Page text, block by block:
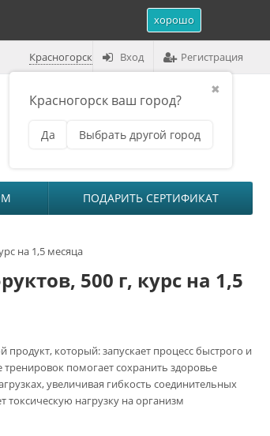
хорошо
Красногорск
✖
Красногорск ваш город?
Да Выбрать другой город
Вход Регистрация
на сумму0 ₽
ПОДАРИТЬ СЕРТИФИКАТ
на 1,5 месяца
500 г, курс на 1,5
продукт, который: запускает процесс быстрого и
тренировок помогает сохранить здоровье
увеличивая гибкость соединительных
токсическую нагрузку на организм